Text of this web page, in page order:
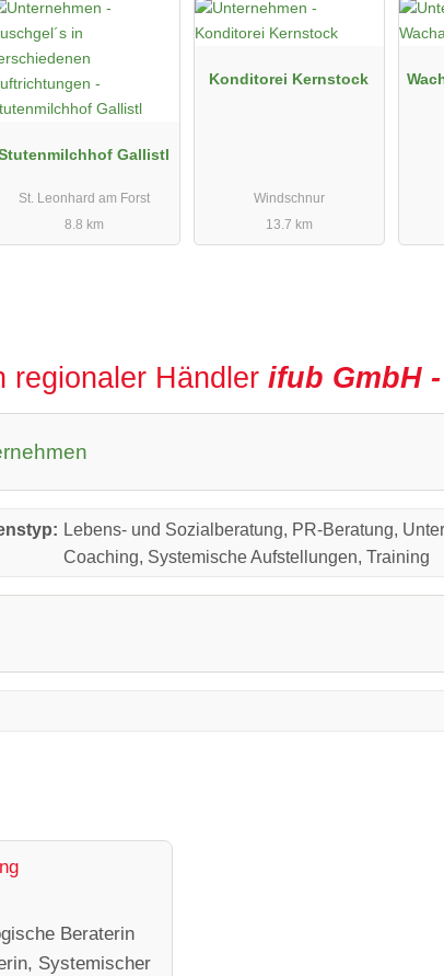
Gallistl
St. Leonhard am Forst
8.8 km
Konditorei Kernstock
Windschnur
13.7 km
regionaler Händlerifub GmbH
Lebens- und Sozialberatung, PR-Beratung,
Coaching, Systemische Aufstellungen, Training
Beraterin
Systemischer